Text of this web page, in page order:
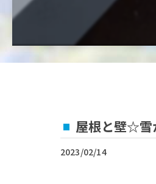
屋根と壁☆雪
2023/02/14